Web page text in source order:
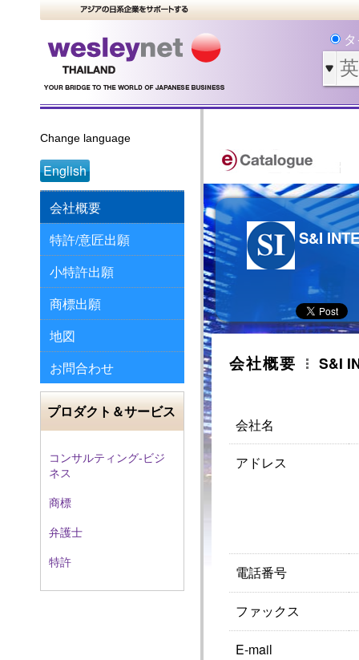
Change language
English
会社概要
特許/意匠出願
小特許出願
商標出願
地図
お問合わせ
プロダクト＆サービス
コンサルティング-ビジ
ネス
商標
弁護士
特許
S&I
会社概要 S&I
会社名
アドレス
電話番号
ファックス
E-mail